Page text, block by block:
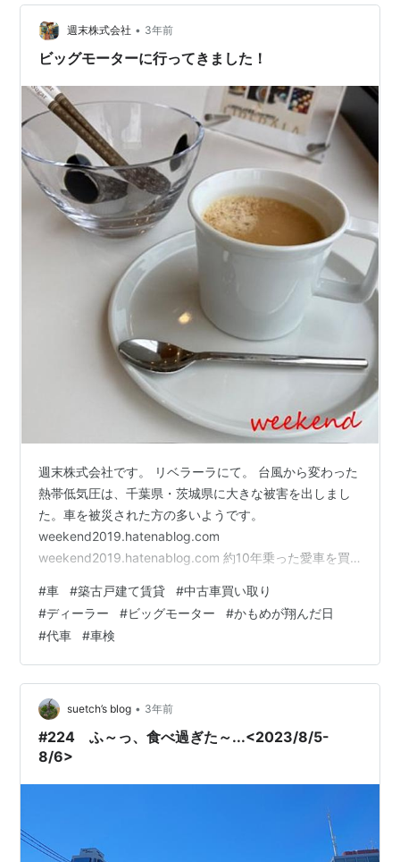
「べらぼうに高い」の「べらぼう」って何さ？ みたいな
感じで。 同じ様に歌の歌詞も、「ん？」っと気になって
しまうことがありまして。 特に、子供の頃に意味も解ら
週末株式会社 • 3年前
ビッグモーターに行ってきました！
週末株式会社です。 リベラーラにて。 台風から変わった
熱帯低気圧は、千葉県・茨城県に大きな被害を出しまし
た。車を被災された方の多いようです。
weekend2019.hatenablog.com
weekend2019.hatenablog.com 約10年乗った愛車を買
しました。残るは今乗っている、新車登録から13年経つ
車をどうするか？ 廃車や売却をせずに乗り続けることも
考えましたが、保険費用などを考慮してやはり売却する
ことにしました。新車登録から13年経つので、ディーラ
ーでは値段は付きません。廃車すると費用がかかりま
す。そこで、中古車買取店…
#車 #築古戸建て賃貸 #中古車買い取り
#ディーラー #ビッグモーター #かもめが翔んだ日
#代車 #車検
suetch’s blog • 3年前
#224 ふ～っ、食べ過ぎた～...<2023/8/5-
8/6>